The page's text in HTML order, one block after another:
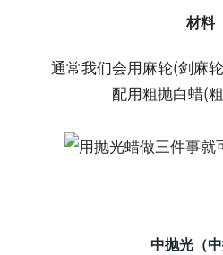
材料
通常我们会用麻轮(剑麻
配用粗抛白蜡(粗
中抛光（中